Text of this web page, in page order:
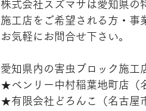
株式会社スズマサは愛知県の
施工店をご希望される方・事
お気軽にお問合せ下さい。
愛知県内の害虫ブロック施工
★ベンリー中村稲葉地町店
★有限会社どろんこ（名古屋